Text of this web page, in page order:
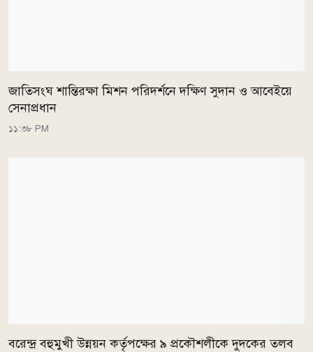
জাতিসংঘ শান্তিরক্ষা মিশন পরিদর্শনে দক্ষিণ সুদান ও আবেইয়ে
সেনাপ্রধান
১১:৩৮ PM
বরেন্দ্র বহুমুখী উন্নয়ন কর্তৃপক্ষের ৯ প্রকৌশলীকে দুদকের তলব